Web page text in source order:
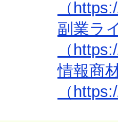
（
副業ラ
（
情報商
（